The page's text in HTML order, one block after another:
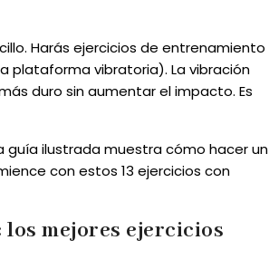
Harás ejercicios de entrenamiento
plataforma vibratoria). La vibración
duro sin aumentar el impacto. Es
guía ilustrada muestra cómo hacer un
con estos 13 ejercicios con
mejores ejercicios